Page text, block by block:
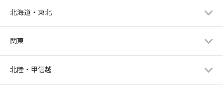
北海道・東北
関東
北陸・甲信越